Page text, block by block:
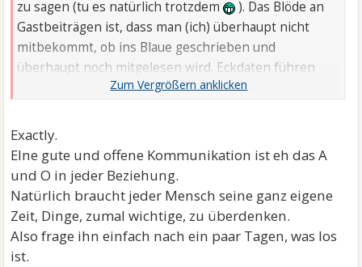
zu sagen (tu es natürlich trotzdem
). Das Blöde an
Gastbeiträgen ist, dass man (ich) überhaupt nicht
mitbekommt, ob ins Blaue geschrieben und
überhaupt noch mitgelesen wird. Eckdaten führen
Exactly.
EIne gute und offene Kommunikation ist eh das A
und O in jeder Beziehung.
Natürlich braucht jeder Mensch seine ganz eigene
Zeit, Dinge, zumal wichtige, zu überdenken.
Also frage ihn einfach nach ein paar Tagen, was los
ist.